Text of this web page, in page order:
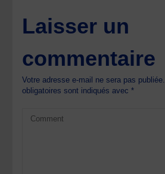
Laisser un
commentaire
Votre adresse e-mail ne sera pas publiée.
obligatoires sont indiqués avec*